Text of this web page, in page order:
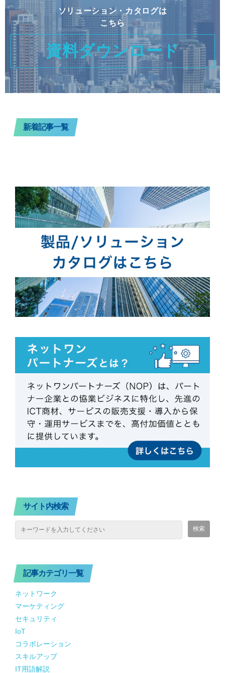
ソリューション・カタログは
こちら
資料ダウンロード
新着記事一覧
サイト内検索
記事カテゴリ一覧
ネットワーク
マーケティング
セキュリティ
IoT
コラボレーション
スキルアップ
IT用語解説